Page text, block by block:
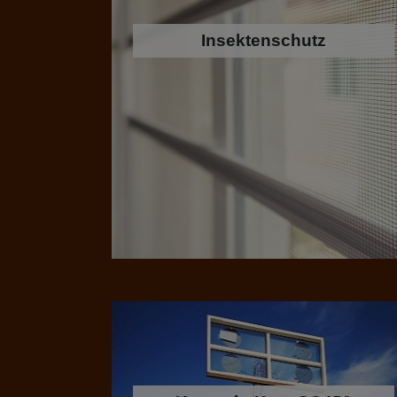
Insektenschutz